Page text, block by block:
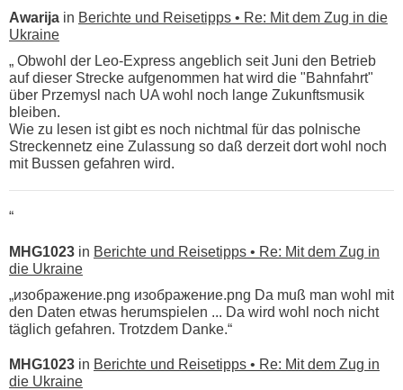
Awarija in Berichte und Reisetipps • Re: Mit dem Zug in die
Ukraine
„ Obwohl der Leo-Express angeblich seit Juni den Betrieb
auf dieser Strecke aufgenommen hat wird die "Bahnfahrt"
über Przemysl nach UA wohl noch lange Zukunftsmusik
bleiben.
Wie zu lesen ist gibt es noch nichtmal für das polnische
Streckennetz eine Zulassung so daß derzeit dort wohl noch
mit Bussen gefahren wird.
“
MHG1023 in Berichte und Reisetipps • Re: Mit dem Zug in
die Ukraine
„изображение.png изображение.png Da muß man wohl mit
den Daten etwas herumspielen ... Da wird wohl noch nicht
täglich gefahren. Trotzdem Danke.“
MHG1023 in Berichte und Reisetipps • Re: Mit dem Zug in
die Ukraine